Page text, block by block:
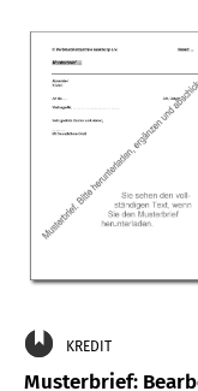
KREDIT
Musterbrief: